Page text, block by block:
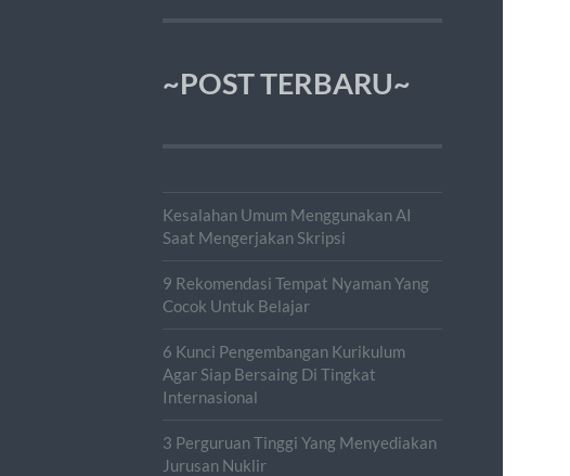
~POST TERBARU~
Kesalahan Umum Menggunakan AI
Saat Mengerjakan Skripsi
9 Rekomendasi Tempat Nyaman Yang
Cocok Untuk Belajar
6 Kunci Pengembangan Kurikulum
Agar Siap Bersaing Di Tingkat
Internasional
3 Perguruan Tinggi Yang Menyediakan
Jurusan Nuklir